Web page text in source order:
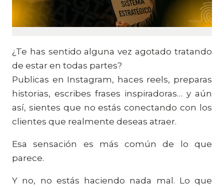
¿Te has sentido alguna vez agotado tratando
de estar en todas partes?
Publicas en Instagram, haces reels, preparas
historias, escribes frases inspiradoras… y aún
así, sientes que no estás conectando con los
clientes que realmente deseas atraer.
Esa sensación es más común de lo que
parece.
Y no, no estás haciendo nada mal. Lo que